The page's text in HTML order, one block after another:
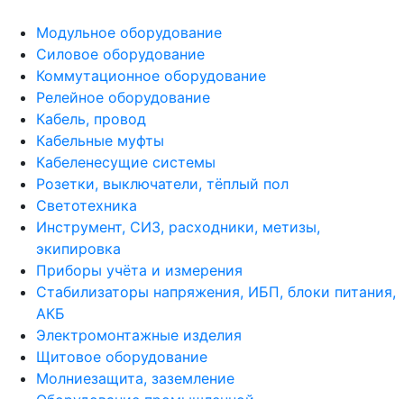
Модульное оборудование
Силовое оборудование
Коммутационное оборудование
Релейное оборудование
Кабель, провод
Кабельные муфты
Кабеленесущие системы
Розетки, выключатели, тёплый пол
Светотехника
Инструмент, СИЗ, расходники, метизы,
экипировка
Приборы учёта и измерения
Стабилизаторы напряжения, ИБП, блоки питания,
АКБ
Электромонтажные изделия
Щитовое оборудование
Молниезащита, заземление